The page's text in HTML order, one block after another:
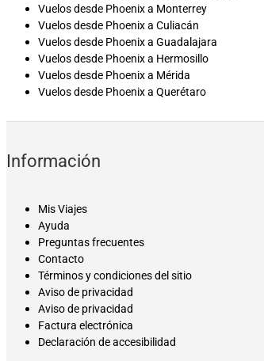
Vuelos desde Phoenix a Monterrey
Vuelos desde Phoenix a Culiacán
Vuelos desde Phoenix a Guadalajara
Vuelos desde Phoenix a Hermosillo
Vuelos desde Phoenix a Mérida
Vuelos desde Phoenix a Querétaro
Información
Mis Viajes
Ayuda
Preguntas frecuentes
Contacto
Términos y condiciones del sitio
Aviso de privacidad
Aviso de privacidad
Factura electrónica
Declaración de accesibilidad